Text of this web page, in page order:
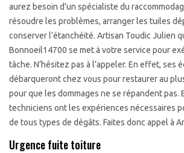
aurez besoin d’un spécialiste du
résoudre les problèmes, arranger les tuiles
conserver l’étanchéité. Artisan Toudic Julien
Bonnoeil14700 se met à votre service pour
tâche. N’hésitez pas à l’appeler. En effet, ses
débarqueront chez vous pour restaurer au
pour que les dommages ne se répandent pas.
techniciens ont les expériences nécessaires
de tous types de dégâts. Faites donc appel à
Urgence fuite toiture